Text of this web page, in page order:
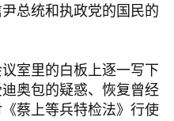
总统和执政党的国民的
室里的白板上逐一写下
奥包的疑惑、恢复曾经
蔡上等兵特检法》行使